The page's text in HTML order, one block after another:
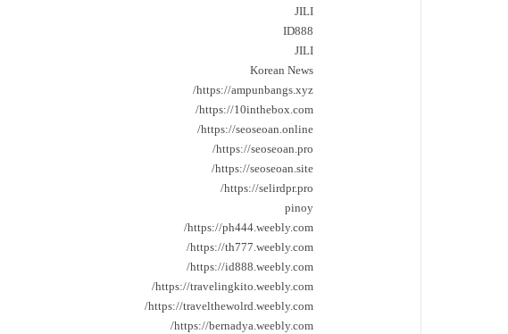
JILI
ID888
JILI
Korean News
https://ampunbangs.xyz/
https://10inthebox.com/
https://seoseoan.online/
https://seoseoan.pro/
https://seoseoan.site/
https://selirdpr.pro/
pinoy
https://ph444.weebly.com/
https://th777.weebly.com/
https://id888.weebly.com/
https://travelingkito.weebly.com/
https://travelthewolrd.weebly.com/
https://bernadya.weebly.com/